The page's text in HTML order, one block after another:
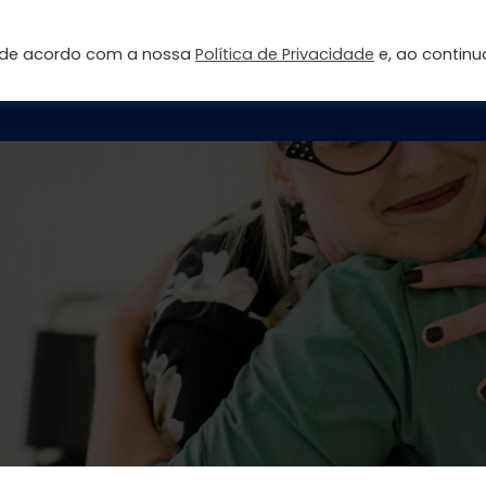
acordo com a nossa Política de Privacidade e, ao